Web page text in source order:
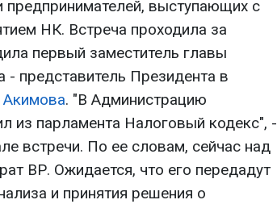
предпринимателей, выступающих с
НК. Встреча проходила за
первый заместитель главы
представитель Президента в
. "В Администрацию
из парламента Налоговый кодекс", -
встречи. По ее словам, сейчас над
ВР. Ожидается, что его передадут
и принятия решения о